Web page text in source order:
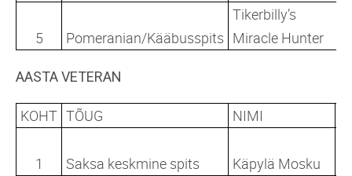
5 Pomeranian/Kääbusspits
Tikerbilly’s
Miracle Hunter
AASTA VETERAN
KOHT TÕUG NIMI
1 Saksa keskmine spits Käpylä Mosku